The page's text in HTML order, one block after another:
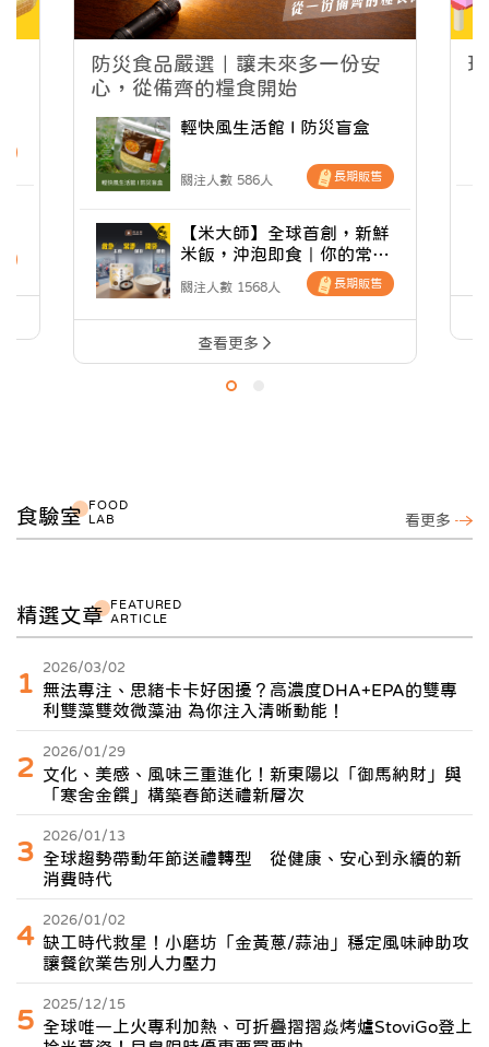
防災食品嚴選｜讓未來多一份安
心，從備齊的糧食開始
輕快風生活館 I 防災盲盒
關注人數 586人 長期販售
【米大師】全球首創，新鮮
米飯，沖泡即食｜你的常溫
關注人數 1568人 長期販售
查看更多
食驗室FOOD
LAB
看更多
精選文章FEATURED
ARTICLE
1
2026/03/02
無法專注、思緒卡卡好困擾？高濃度DHA+EPA的雙專
利雙藻雙效微藻油 為你注入清晰動能！
2
2026/01/29
文化、美感、風味三重進化！新東陽以「御馬納財」與
「寒舍金饌」構築春節送禮新層次
3
2026/01/13
全球趨勢帶動年節送禮轉型 從健康、安心到永續的新
消費時代
4
2026/01/02
缺工時代救星！小磨坊「金黃蔥/蒜油」穩定風味神助攻
讓餐飲業告別人力壓力
5
2025/12/15
全球唯一上火專利加熱、可折疊摺摺焱烤爐StoviGo登上